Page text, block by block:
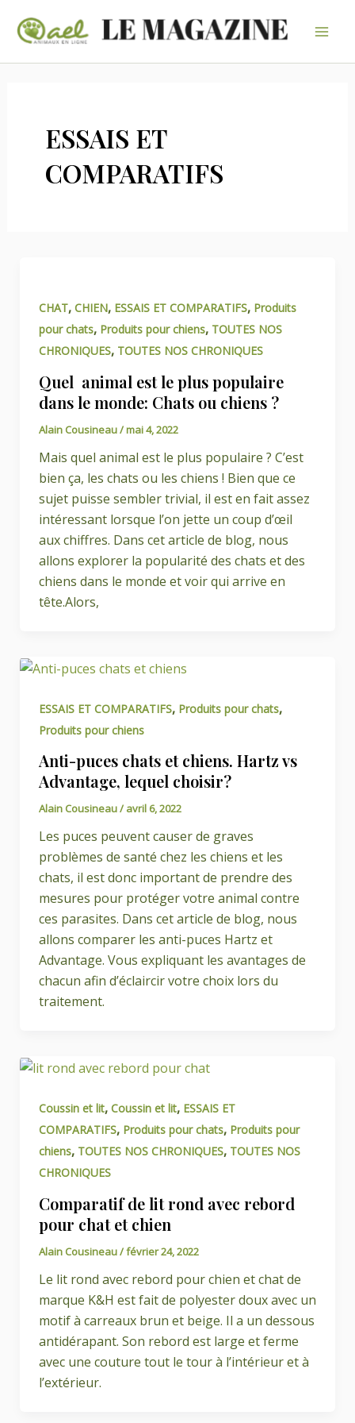
ESSAIS ET
COMPARATIFS
CHAT, CHIEN, ESSAIS ET COMPARATIFS, Produits
pour chats, Produits pour chiens, TOUTES NOS
CHRONIQUES, TOUTES NOS CHRONIQUES
Quel animal est le plus populaire
dans le monde: Chats ou chiens ?
Alain Cousineau/mai 4, 2022
Mais quel animal est le plus populaire ? C’est
bien ça, les chats ou les chiens ! Bien que ce
sujet puisse sembler trivial, il est en fait assez
intéressant lorsque l’on jette un coup d’œil
aux chiffres. Dans cet article de blog, nous
allons explorer la popularité des chats et des
chiens dans le monde et voir qui arrive en
tête.Alors,
ESSAIS ET COMPARATIFS, Produits pour chats,
Produits pour chiens
Anti-puces chats et chiens. Hartz vs
Advantage, lequel choisir?
Alain Cousineau/ avril 6, 2022
Les puces peuvent causer de graves
problèmes de santé chez les chiens et les
chats, il est donc important de prendre des
mesures pour protéger votre animal contre
ces parasites. Dans cet article de blog, nous
allons comparer les anti-puces Hartz et
Advantage. Vous expliquant les avantages de
chacun afin d’éclaircir votre choix lors du
traitement.
Coussin et lit, Coussin et lit, ESSAIS ET
COMPARATIFS, Produits pour chats, Produits pour
chiens, TOUTES NOS CHRONIQUES, TOUTES NOS
CHRONIQUES
Comparatif de lit rond avec rebord
pour chat et chien
Alain Cousineau/février 24, 2022
Le lit rond avec rebord pour chien et chat de
marque K&H est fait de polyester doux avec un
motif à carreaux brun et beige. Il a un dessous
antidérapant. Son rebord est large et ferme
avec une couture tout le tour à l’intérieur et à
l’extérieur.